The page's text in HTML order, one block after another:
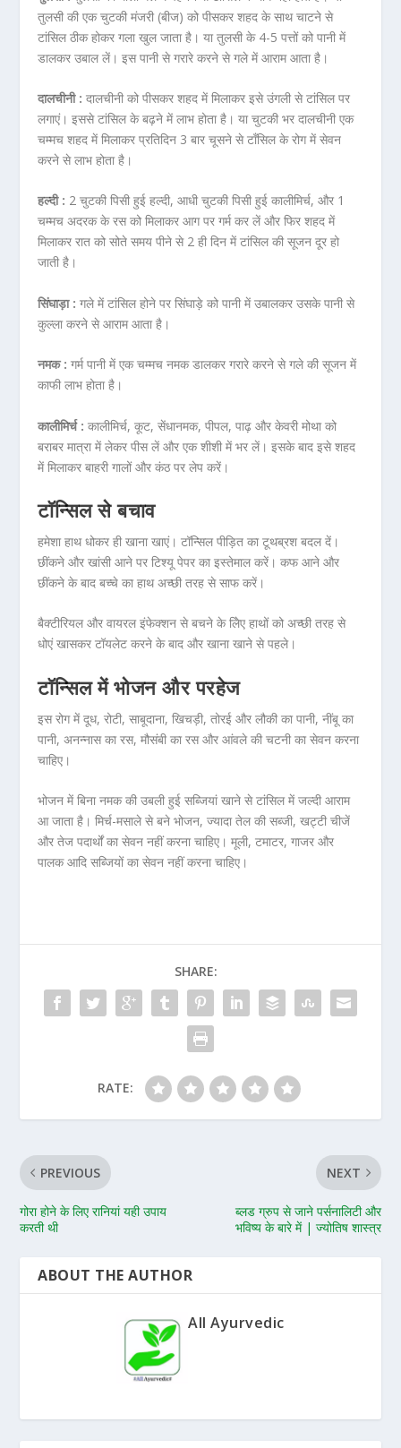
तुलसी की एक चुटकी मंजरी (बीज) को पीसकर शहद के साथ चाटने से
टांसिल ठीक होकर गला खुल जाता है। या तुलसी के 4-5 पत्तों को पानी में
डालकर उबाल लें। इस पानी से गरारे करने से गले में आराम आता है।
दालचीनी : दालचीनी को पीसकर शहद में मिलाकर इसे उंगली से टांसिल पर
लगाएं। इससे टांसिल के बढ़ने में लाभ होता है। या चुटकी भर दालचीनी एक
चम्मच शहद में मिलाकर प्रतिदिन 3 बार चूसने से टॉंसिल के रोग में सेवन
करने से लाभ होता है।
हल्दी : 2 चुटकी पिसी हुई हल्दी, आधी चुटकी पिसी हुई कालीमिर्च, और 1
चम्मच अदरक के रस को मिलाकर आग पर गर्म कर लें और फिर शहद में
मिलाकर रात को सोते समय पीने से 2 ही दिन में टांसिल की सूजन दूर हो
जाती है।
सिंघाड़ा : गले में टांसिल होने पर सिंघाड़े को पानी में उबालकर उसके पानी से
कुल्ला करने से आराम आता है।
नमक : गर्म पानी में एक चम्मच नमक डालकर गरारे करने से गले की सूजन में
काफी लाभ होता है।
कालीमिर्च : कालीमिर्च, कूट, सेंधानमक, पीपल, पाढ़ और केवरी मोथा को
बराबर मात्रा में लेकर पीस लें और एक शीशी में भर लें। इसके बाद इसे शहद
में मिलाकर बाहरी गालों और कंठ पर लेप करें।
टॉन्सिल से बचाव
हमेशा हाथ धोकर ही खाना खाएं। टॉन्सिल पीड़ित का टूथब्रश बदल दें।
छींकने और खांसी आने पर टिश्यू पेपर का इस्तेमाल करें। कफ आने और
छींकने के बाद बच्चे का हाथ अच्छी तरह से साफ करें।
बैक्टीरियल और वायरल इंफेक्शन से बचने के लिेए हाथों को अच्छी तरह से
धोएं खासकर टॉयलेट करने के बाद और खाना खाने से पहले।
टॉन्सिल में भोजन और परहेज
इस रोग में दूध, रोटी, साबूदाना, खिचड़ी, तोरई और लौकी का पानी, नींबू का
पानी, अनन्नास का रस, मौसंबी का रस और आंवले की चटनी का सेवन करना
चाहिए।
भोजन में बिना नमक की उबली हुई सब्जियां खाने से टांसिल में जल्दी आराम
आ जाता है। मिर्च-मसाले से बने भोजन, ज्यादा तेल की सब्जी, खट्टी चीजें
और तेज पदार्थों का सेवन नहीं करना चाहिए। मूली, टमाटर, गाजर और
पालक आदि सब्जियों का सेवन नहीं करना चाहिए।
SHARE:
RATE:
PREVIOUS
गोरा होने के लिए रानियां यही उपाय
करती थी
NEXT
ब्लड ग्रुप से जाने पर्सनालिटी और
भविष्य के बारे में | ज्योतिष शास्त्र
ABOUT THE AUTHOR
All Ayurvedic